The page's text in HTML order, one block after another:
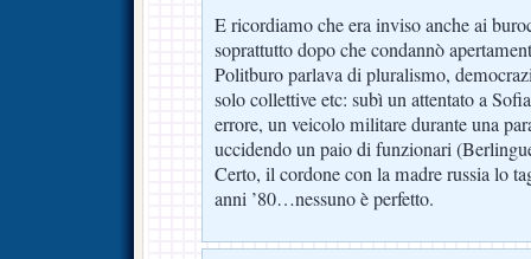
E ricordiamo che era inviso anche ai
soprattutto dopo che condannò
Politburo parlava di pluralismo,
solo collettive etc: subì un attentato a
errore, un veicolo militare durante una
uccidendo un paio di funzionari
Certo, il cordone con la madre russia lo
anni ’80…nessuno è perfetto.